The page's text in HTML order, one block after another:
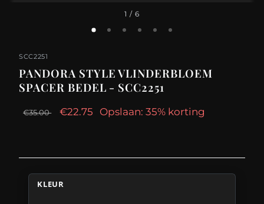
1 / 6
SCC2251
PANDORA STYLE VLINDERBLOEM
SPACER BEDEL - SCC2251
€35.00 €22.75 Opslaan: 35% korting
KLEUR